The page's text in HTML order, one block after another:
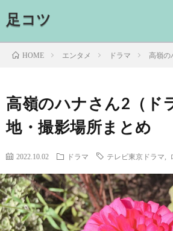
足コツ
HOME エンタメ ドラマ 高嶺の
高嶺のハナさん2（ド
地・撮影場所まとめ
2022.10.02 ドラマ テレビ東京ドラマ